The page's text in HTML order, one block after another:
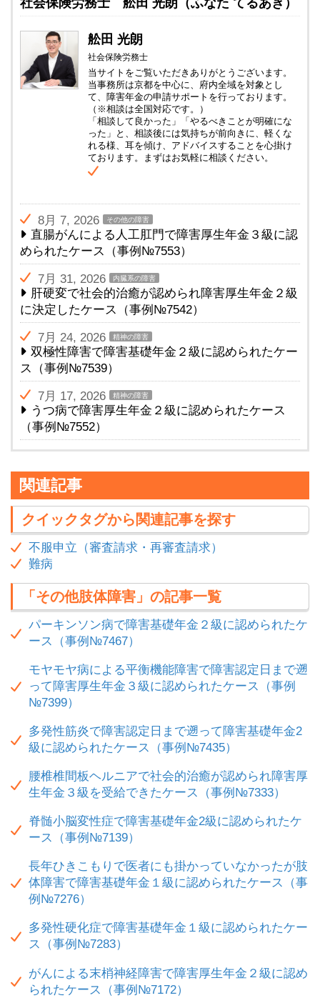
舩田 光朗
社会保険労務士
当サイトをご覧いただきありがとうございます。
当事務所は京都を中心に、府内全域を対象とし
て、障害年金の申請サポートを行っております。
（※相談は全国対応です。）
「相談して良かった」「やるべきことが明確にな
った」と、相談後には気持ちが前向きに、軽くな
れる様、耳を傾け、アドバイスすることを心掛け
ております。まずはお気軽に相談ください。
8月 7, 2026 その他の障害
直腸がんによる人工肛門で障害厚生年金３級に認
められたケース（事例№7553）
7月 31, 2026 内臓系の障害
肝硬変で社会的治癒が認められ障害厚生年金２級
に決定したケース（事例№7542）
7月 24, 2026 精神の障害
双極性障害で障害基礎年金２級に認められたケー
ス（事例№7539）
7月 17, 2026 精神の障害
うつ病で障害厚生年金２級に認められたケース
（事例№7552）
関連記事
クイックタグから関連記事を探す
不服申立（審査請求・再審査請求）
難病
「その他肢体障害」の記事一覧
パーキンソン病で障害基礎年金２級に認められたケ
ース（事例№7467）
モヤモヤ病による平衡機能障害で障害認定日まで遡
って障害厚生年金３級に認められたケース（事例
№7399）
多発性筋炎で障害認定日まで遡って障害基礎年金2
級に認められたケース（事例№7435）
腰椎椎間板ヘルニアで社会的治癒が認められ障害厚
生年金３級を受給できたケース（事例№7333）
脊髄小脳変性症で障害基礎年金2級に認められたケ
ース（事例№7139）
長年ひきこもりで医者にも掛かっていなかったが肢
体障害で障害基礎年金１級に認められたケース（事
例№7276）
多発性硬化症で障害基礎年金１級に認められたケー
ス（事例№7283）
がんによる末梢神経障害で障害厚生年金２級に認め
られたケース（事例№7172）